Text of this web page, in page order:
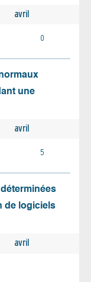
avril
0
une
avril
5
de logiciels
avril